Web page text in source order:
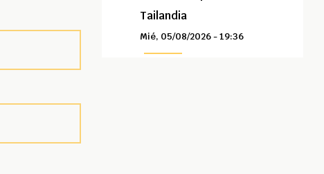
Tailandia
Mié, 05/08/2026 - 19:36